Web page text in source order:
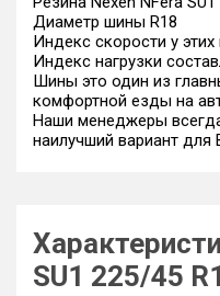
Диаметр шины R18
Индекс скорости у
Индекс нагрузки
Шины это один из
комфортной езды на
Наши менеджеры
наилучший вариант для
SU1 225/45